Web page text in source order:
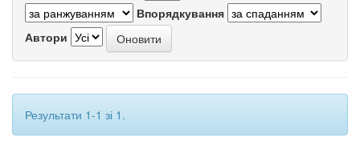
Впорядкування
Автори
Результати 1-1 зі 1.